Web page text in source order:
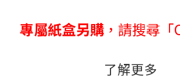
專屬紙盒另購，請搜尋「
了解更多